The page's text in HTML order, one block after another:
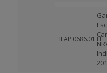
IFAP.0686.01.EL